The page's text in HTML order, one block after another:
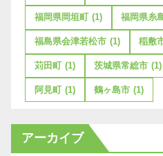
福岡県岡垣町 (1) 福岡県糸
福島県会津若松市 (1) 稲敷
苅田町 (1) 茨城県常総市 (1)
阿見町 (1) 鶴ヶ島市 (1)
アーカイブ